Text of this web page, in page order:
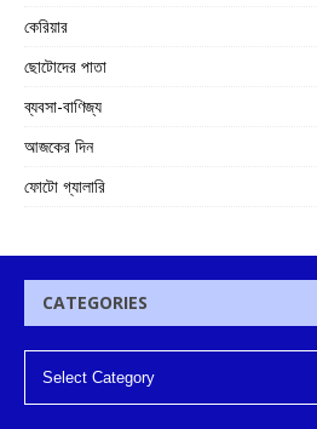
কেরিয়ার
ছোটোদের পাতা
ব্যবসা-বাণিজ্য
আজকের দিন
ফোটো গ্যালারি
CATEGORIES